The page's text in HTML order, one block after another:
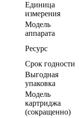
Единица
измерения
Модель
аппарата
Ресурс
Срок годности
Выгодная
упаковка
Модель
картриджа
(сокращенно)